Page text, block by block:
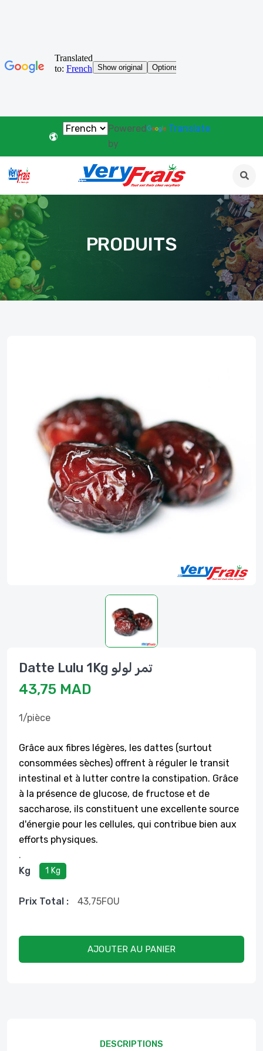
Powered
by
Translate
PRODUITS
Datte Lulu 1Kg تمر لولو
43,75 MAD
1/pièce
Grâce aux fibres légères, les dattes (surtout
consommées sèches) offrent à réguler le transit
intestinal et à lutter contre la constipation. Grâce
à la présence de glucose, de fructose et de
saccharose, ils constituent une excellente source
d'énergie pour les cellules, qui contribue bien aux
efforts physiques.
.
Kg
1 Kg
Prix ​​total : 43,75FOU
AJOUTER AU PANIER
DESCRIPTIONS